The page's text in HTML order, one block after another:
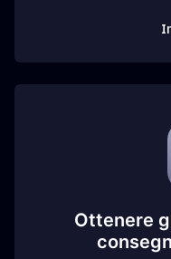
Ottenere